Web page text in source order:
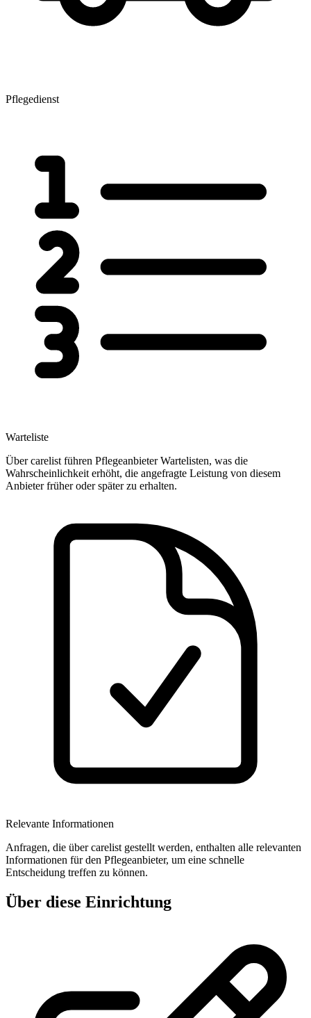
Pflegedienst
Warteliste
Über carelist führen Pflegeanbieter Wartelisten, was die
Wahrscheinlichkeit erhöht, die angefragte Leistung von diesem
Anbieter früher oder später zu erhalten.
Relevante Informationen
Anfragen, die über carelist gestellt werden, enthalten alle relevanten
Informationen für den Pflegeanbieter, um eine schnelle
Entscheidung treffen zu können.
Über diese Einrichtung